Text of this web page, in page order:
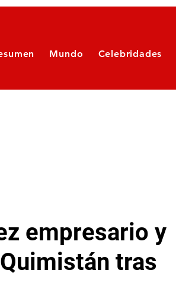
Mundo Celebridades
empresario y
tras